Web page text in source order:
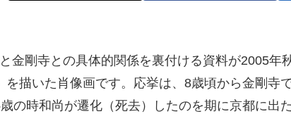
金剛寺との具体的関係を裏付ける資料が2005
を描いた肖像画です。応挙は、8歳頃から金剛
の時和尚が遷化（死去）したのを期に京都に出